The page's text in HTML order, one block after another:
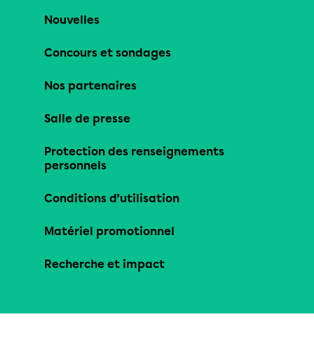
Nouvelles
Concours et sondages
Nos partenaires
Salle de presse
Protection des renseignements
personnels
Conditions d’utilisation
Matériel promotionnel
Recherche et impact